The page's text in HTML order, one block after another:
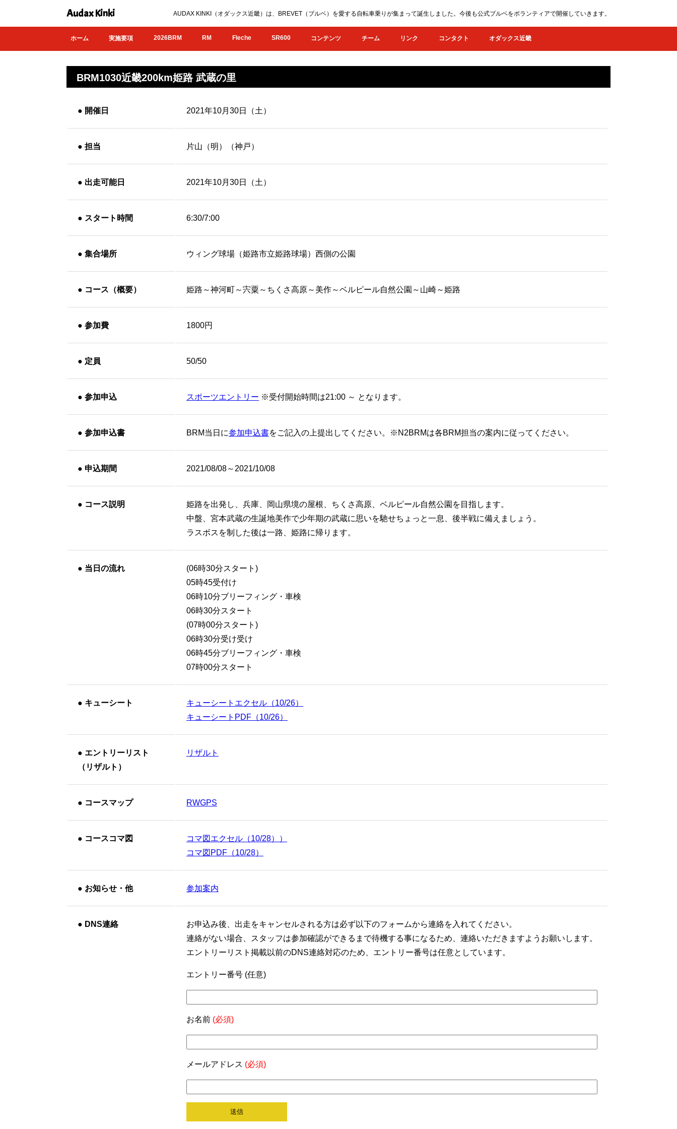
Audax Kinki AUDAX KINKI（オダックス近畿）は、BREVET（ブルベ）を愛する自転車乗りが集まって誕生しました。今後も公式ブルベをボランティアで開催していきます。
ホーム 実施要項 2026BRM RM Fleche SR600 コンテンツ チーム リンク コンタクト オダックス近畿
BRM1030近畿200km姫路 武蔵の里
● 開催日 2021年10月30日（土）
● 担当 片山（明）（神戸）
● 出走可能日 2021年10月30日（土）
● スタート時間 6:30/7:00
● 集合場所 ウィング球場（姫路市立姫路球場）西側の公園
● コース（概要） 姫路～神河町～宍粟～ちくさ高原～美作～ベルピール自然公園～山崎～姫路
● 参加費 1800円
● 定員 50/50
● 参加申込 スポーツエントリー ※受付開始時間は21:00 ～ となります。
● 参加申込書 BRM当日に参加申込書をご記入の上提出してください。※N2BRMは各BRM担当の案内に従ってください。
● 申込期間 2021/08/08～2021/10/08
● コース説明
姫路を出発し、兵庫、岡山県境の屋根、ちくさ高原、ベルピール自然公園を目指します。
中盤、宮本武蔵の生誕地美作で少年期の武蔵に思いを馳せちょっと一息、後半戦に備えましょう。
ラスボスを制した後は一路、姫路に帰ります。
● 当日の流れ
(06時30分スタート)
05時45受付け
06時10分ブリーフィング・車検
06時30分スタート
(07時00分スタート)
06時30分受け受け
06時45分ブリーフィング・車検
07時00分スタート
● キューシート
キューシートエクセル（10/26）
キューシートPDF（10/26）
● エントリーリスト
（リザルト）
リザルト
● コースマップ RWGPS
● コースコマ図
コマ図エクセル（10/28））
コマ図PDF（10/28）
● お知らせ・他 参加案内
● DNS連絡
お申込み後、出走をキャンセルされる方は必ず以下のフォームから連絡を入れてください。
連絡がない場合、スタッフは参加確認ができるまで待機する事になるため、連絡いただきますようお願いします。
エントリーリスト掲載以前のDNS連絡対応のため、エントリー番号は任意としています。
エントリー番号 (任意)
お名前 (必須)
メールアドレス (必須)